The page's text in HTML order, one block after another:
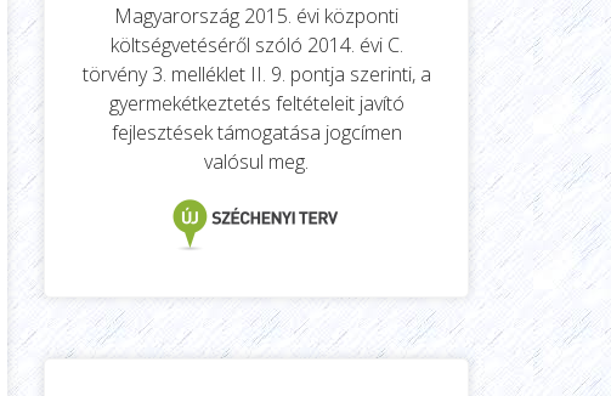
Magyarország 2015. évi központi
költségvetéséről szóló 2014. évi C.
törvény 3. melléklet II. 9. pontja szerinti, a
gyermekétkeztetés feltételeit javító
fejlesztések támogatása jogcímen
valósul meg.